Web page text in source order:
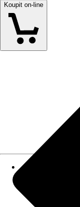
Koupit on-line